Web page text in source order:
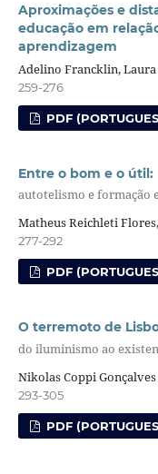
Aproximações e
educação em
aprendizagem
Adelino Francklin, Laura
259-276
PDF
Entre o bom e o útil:
autotelismo e formação
Matheus Reichleti
277-292
PDF
O terremoto de
do iluminismo ao
Nikolas Coppi Gonçalves
293-305
PDF